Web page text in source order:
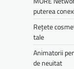
puterea
Rețete
tale
Animatorii
de neuitat